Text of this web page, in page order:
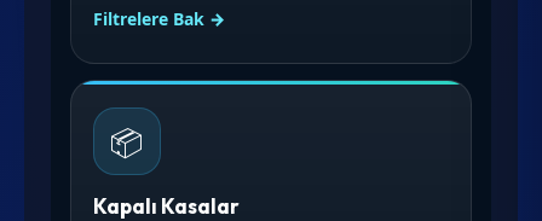
Filtrelere Bak →
📦
Kapalı Kasalar